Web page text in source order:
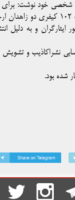
خود نوشت: برای
و به دلیل
انتسابی نشراکاذیب و
شده بود.